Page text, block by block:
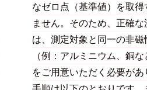
なゼロ点（基準値）を取得
ません。そのため、正確
は、測定対象と同一の非
（例：アルミニウム、銅
をご用意いただく必要が